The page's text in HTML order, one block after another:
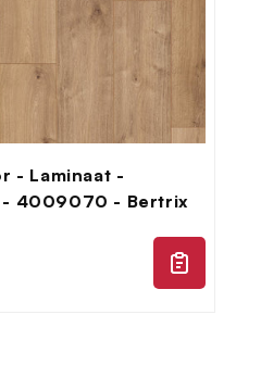
- Laminaat -
- 4009070 - Bertrix